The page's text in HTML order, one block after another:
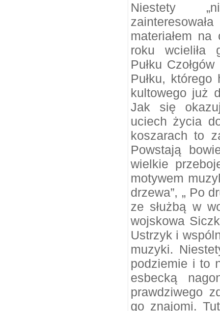
Niestety
materiałem
roku wcieliła
Pułku
Pułku, którego
kultowego już
Jak się
uciech życia
koszarach to
Powstają
wielkie
motywem
drzewa”, „ Po
ze służbą w
wojskowa
Ustrzyk i
muzyki.
podziemie i to
esbecką
prawdziwego
go znajomi.